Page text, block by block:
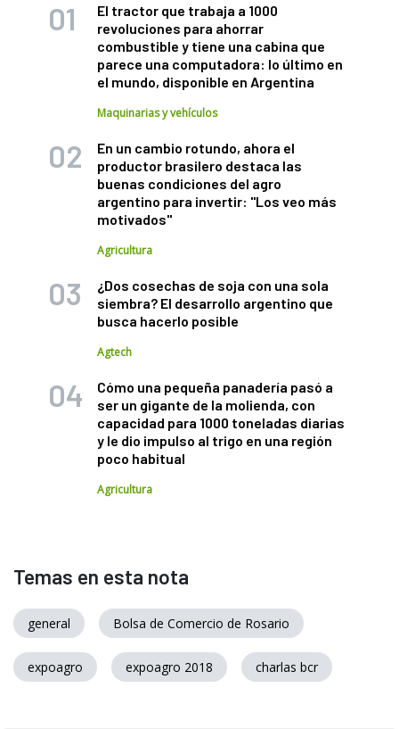
El tractor que trabaja a 1000
revoluciones para ahorrar
combustible y tiene una cabina que
parece una computadora: lo último en
el mundo, disponible en Argentina
Maquinarias y vehículos
En un cambio rotundo, ahora el
productor brasilero destaca las
buenas condiciones del agro
argentino para invertir: "Los veo más
motivados"
Agricultura
¿Dos cosechas de soja con una sola
siembra? El desarrollo argentino que
busca hacerlo posible
Agtech
Cómo una pequeña panadería pasó a
ser un gigante de la molienda, con
capacidad para 1000 toneladas diarias
y le dio impulso al trigo en una región
poco habitual
Agricultura
Temas en esta nota
general Bolsa de Comercio de Rosario
expoagro expoagro 2018 charlas bcr